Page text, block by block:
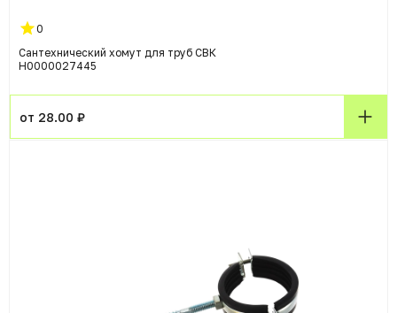
0
Сантехнический хомут для труб СВК
Н0000027445
от 28.00 ₽